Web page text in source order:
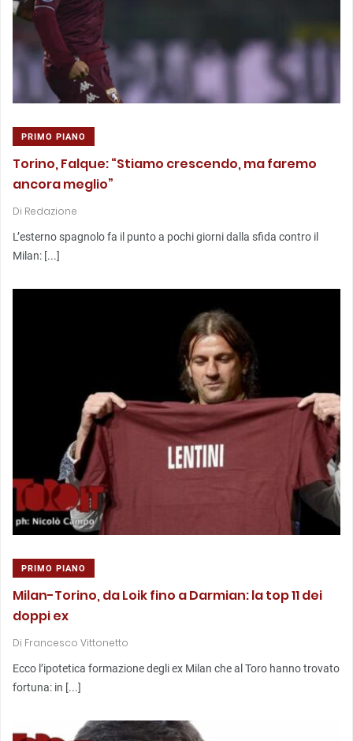
PRIMO PIANO
Torino, Falque: “Stiamo crescendo, ma faremo
ancora meglio”
Di Redazione
L’esterno spagnolo fa il punto a pochi giorni dalla sfida contro il
Milan: [...]
PRIMO PIANO
Milan-Torino, da Loik fino a Darmian: la top 11 dei
doppi ex
Di Francesco Vittonetto
Ecco l’ipotetica formazione degli ex Milan che al Toro hanno trovato
fortuna: in [...]